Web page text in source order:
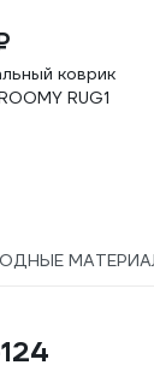
коврик
RUG1